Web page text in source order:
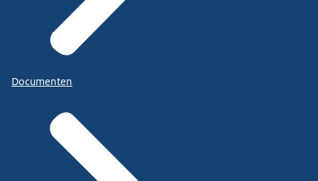
Documenten